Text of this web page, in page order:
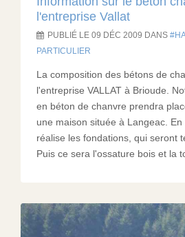
l'entreprise Vallat
PUBLIÉ LE 09 DÉC 2009 DANS
PARTICULIER
La composition des bétons de
l'entreprise VALLAT à Brioude.
en béton de chanvre prendra
une maison située à Langeac.
réalise les fondations, qui seront
Puis ce sera l'ossature bois et la